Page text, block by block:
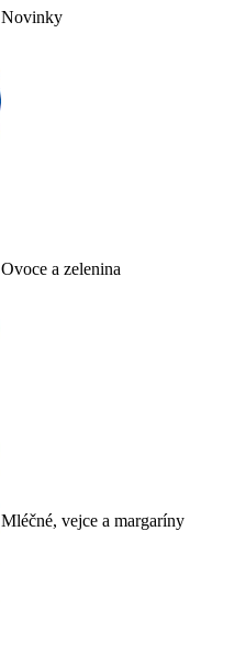
Novinky
Ovoce a zelenina
Mléčné, vejce a margaríny